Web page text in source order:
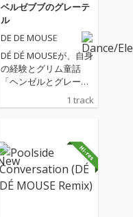
ベルゼブブのグレーテ
ル
DE DE MOUSE
DÉ DÉ MOUSEが、自身
の経験とグリム童話
「ヘンゼルとグレーテ
ル」を題材にしたダー
クメルヘンボカロ『ベ
羽音から始まる今作
は、ミニマルミュージ
ック的な和音構成とア
ンサンブルに荒れたタ
1 track